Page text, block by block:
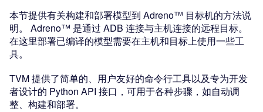
本节提供有关构建和部署模型到 Adreno™ 目标机的方法说
明。 Adreno™ 是通过 ADB 连接与主机连接的远程目标。
在这里部署已编译的模型需要在主机和目标上使用一些工
具。
TVM 提供了简单的、用户友好的命令行工具以及专为开发
者设计的 Python API 接口，可用于各种步骤，如自动调
整、构建和部署。